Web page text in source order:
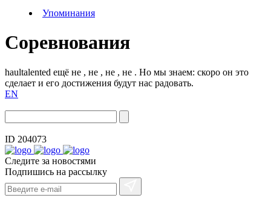
Упоминания
Соревнования
haultalented ещё не , не , не , не . Но мы знаем: скоро он это
сделает и его достижения будут нас радовать.
EN
ID 204073
Следите за новостями
Подпишись на рассылку